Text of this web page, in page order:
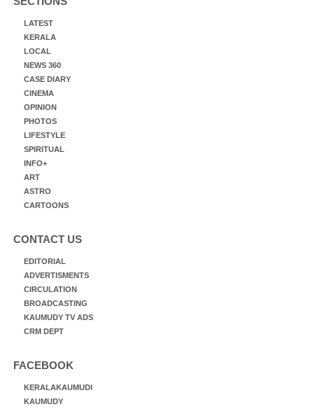
LATEST
KERALA
LOCAL
NEWS 360
CASE DIARY
CINEMA
OPINION
PHOTOS
LIFESTYLE
SPIRITUAL
INFO+
ART
ASTRO
CARTOONS
CONTACT US
EDITORIAL
ADVERTISMENTS
CIRCULATION
BROADCASTING
KAUMUDY TV ADS
CRM DEPT
FACEBOOK
KERALAKAUMUDI
KAUMUDY